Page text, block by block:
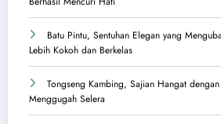
Batu Pintu, Sentuhan Elegan yang
Lebih Kokoh dan Berkelas
Tongseng Kambing, Sajian Hangat
Menggugah Selera